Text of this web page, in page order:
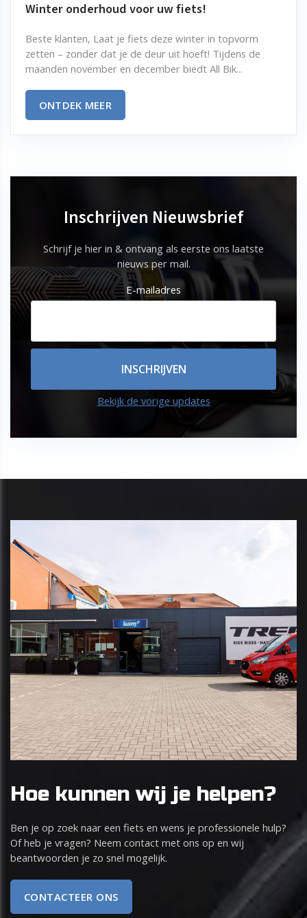
Winter onderhoud voor uw fiets!
Beste klanten, Laat je fiets deze winter in topvorm
zetten – zonder dat je de deur uit hoeft! Tijdens de
maanden november en december biedt All Bik...
ONTDEK MEER
Inschrijven Nieuwsbrief
Schrijf je hier in & ontvang als eerste ons laatste
nieuws per mail.
E-mailadres
Bekijk de vorige updates
Hoe kunnen wij je helpen?
Ben je op zoek naar een fiets en wens je professionele hulp?
Of heb je vragen? Neem contact met ons op en wij
beantwoorden je zo snel mogelijk.
CONTACTEER ONS